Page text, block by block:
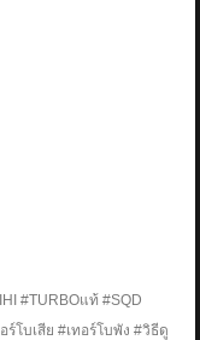
#TURBOแท้ #SQD
ร์โบเสีย #เทอร์โบพัง #วิธีดู